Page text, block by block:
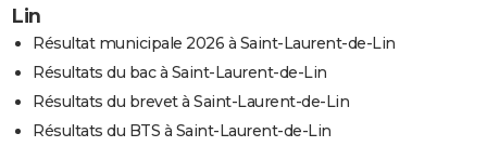
Lin
Résultat municipale 2026 à Saint-Laurent-de-Lin
Résultats du bac à Saint-Laurent-de-Lin
Résultats du brevet à Saint-Laurent-de-Lin
Résultats du BTS à Saint-Laurent-de-Lin